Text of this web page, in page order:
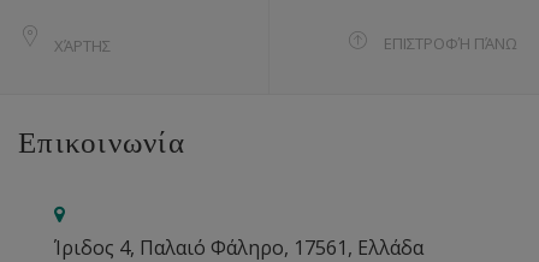
ΧΆΡΤΗΣ ΕΠΙΣΤΡΟΦΉ ΠΆΝΩ
Επικοινωνία
Ίριδος 4, Παλαιό Φάληρο, 17561, Ελλάδα